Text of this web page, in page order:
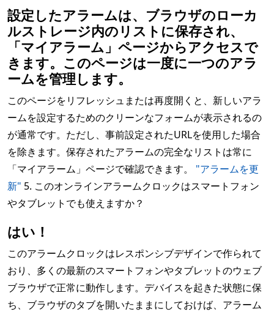
設定したアラームは、ブラウザのローカ
ルストレージ内のリストに保存され、
「マイアラーム」ページからアクセスで
きます。このページは一度に一つのアラ
ームを管理します。
このページをリフレッシュまたは再度開くと、新しいアラ
ームを設定するためのクリーンなフォームが表示されるの
が通常です。ただし、事前設定されたURLを使用した場合
を除きます。保存されたアラームの完全なリストは常に
「マイアラーム」ページで確認できます。 "アラームを更
新" 5. このオンラインアラームクロックはスマートフォン
やタブレットでも使えますか？
はい！
このアラームクロックはレスポンシブデザインで作られて
おり、多くの最新のスマートフォンやタブレットのウェブ
ブラウザで正常に動作します。デバイスを起きた状態に保
ち、ブラウザのタブを開いたままにしておけば、アラーム